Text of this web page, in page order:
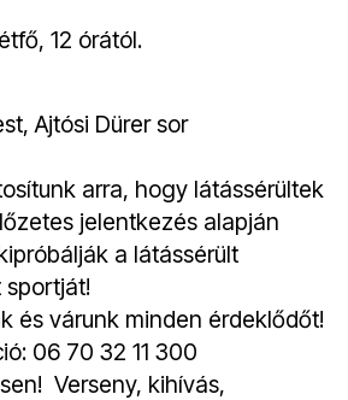
12 órától.
Ajtósi Dürer sor
arra, hogy látássérültek
jelentkezés alapján
a látássérült
sportját!
és várunk minden érdeklődőt!
06 70 32 11 300
Verseny, kihívás,